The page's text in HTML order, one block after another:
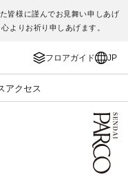
皆様に謹んでお見舞い申しあげ
よりお祈り申しあげます。
フロアガイド JP
アクセス